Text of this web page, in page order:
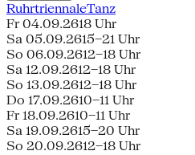
RuhrtriennaleTanz
Fr 04.09.2618 Uhr
Sa 05.09.2615–21 Uhr
So 06.09.2612–18 Uhr
Sa 12.09.2612–18 Uhr
So 13.09.2612–18 Uhr
Do 17.09.2610–11 Uhr
Fr 18.09.2610–11 Uhr
Sa 19.09.2615–20 Uhr
So 20.09.2612–18 Uhr